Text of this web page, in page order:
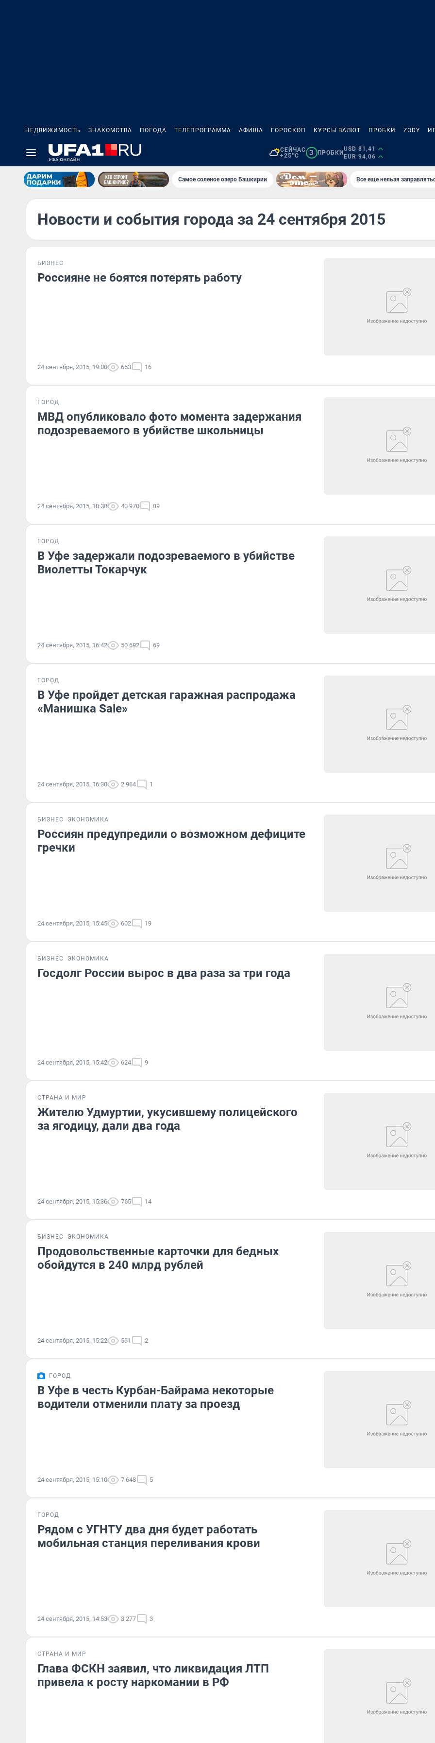
НЕДВИЖИМОСТЬ ЗНАКОМСТВА ПОГОДА ТЕЛЕПРОГРАММА АФИША ГОРОСКОП КУРСЫ ВАЛЮТ ПРОБКИ ZODY
СЕЙЧАС
+25°C
3 ПРОБКИ
USD 81,41
EUR 94,06
Самое соленое озеро Башкирии Все еще нельзя
Новости и события города за 24 сентября 2015
БИЗНЕС
Россияне не боятся потерять работу
24 сентября, 2015, 19:00 653 16
ГОРОД
МВД опубликовало фото момента задержания
подозреваемого в убийстве школьницы
24 сентября, 2015, 18:38 40 970 89
ГОРОД
В Уфе задержали подозреваемого в убийстве
Виолетты Токарчук
24 сентября, 2015, 16:42 50 692 69
ГОРОД
В Уфе пройдет детская гаражная распродажа
«Манишка Sale»
24 сентября, 2015, 16:30 2 964 1
БИЗНЕС ЭКОНОМИКА
Россиян предупредили о возможном дефиците
гречки
24 сентября, 2015, 15:45 602 19
БИЗНЕС ЭКОНОМИКА
Госдолг России вырос в два раза за три года
24 сентября, 2015, 15:42 624 9
СТРАНА И МИР
Жителю Удмуртии, укусившему полицейского
за ягодицу, дали два года
24 сентября, 2015, 15:36 765 14
БИЗНЕС ЭКОНОМИКА
Продовольственные карточки для бедных
обойдутся в 240 млрд рублей
24 сентября, 2015, 15:22 591 2
ГОРОД
В Уфе в честь Курбан-Байрама некоторые
водители отменили плату за проезд
24 сентября, 2015, 15:10 7 648 5
ГОРОД
Рядом с УГНТУ два дня будет работать
мобильная станция переливания крови
24 сентября, 2015, 14:53 3 277 3
СТРАНА И МИР
Глава ФСКН заявил, что ликвидация ЛТП
привела к росту наркомании в РФ